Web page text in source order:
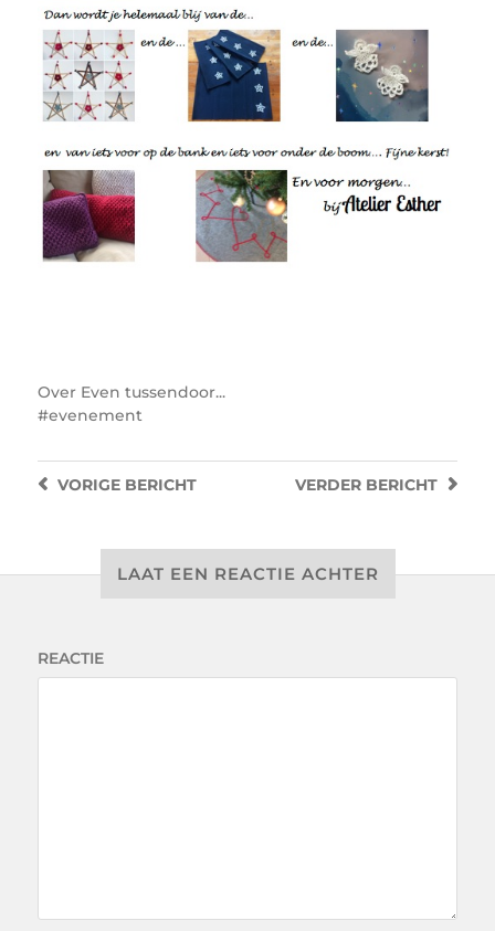
Over Even tussendoor...
evenement
VERDER BERICHT
VORIGEBERICHT
LAAT EEN REACTIE ACHTER
REACTIE